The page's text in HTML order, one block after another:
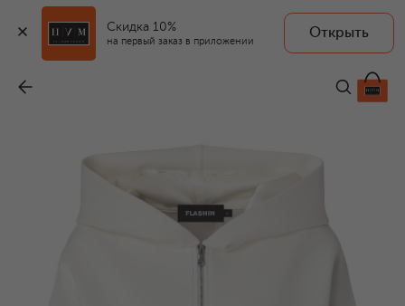
Скидка 10%
на первый заказ в приложении
Открыть